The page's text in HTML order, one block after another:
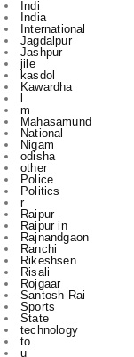
jile
kasdol
Kawardha
l
m
Mahasamund
National
Nigam
odisha
other
Police
Politics
r
Raipur
Raipur in
Rajnandgaon
Ranchi
Rikeshsen
Risali
Rojgaar
Santosh Rai
Sports
State
technology
to
u
vijay sharma
आबकारी
इंडिया
उस दौरान